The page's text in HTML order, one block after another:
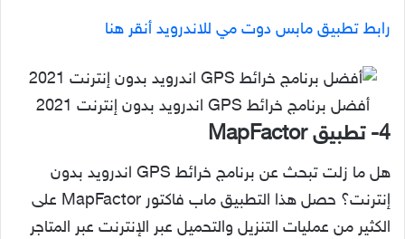
رابط تطبيق مابس دوت مي للاندرويد أنقر هنا
أفضل برنامج خرائط GPS اندرويد بدون إنترنت 2021
4- تطبيق MapFactor
هل ما زلت تبحث عن برنامج خرائط GPS اندرويد بدون
إنترنت؟ حصل هذا التطبيق ماب فاكتور MapFactor على
الكثير من عمليات التنزيل والتحميل عبر الإنترنت عبر المتاجر